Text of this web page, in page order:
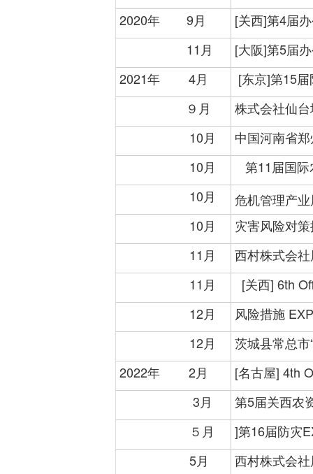
2020年 9月
[关西]第4届
11月
[大阪]第5届
2021年 4月
[东京]第15
９月
株式会社仙
10月
中国河南省
10月
第11届国际
10月
危机管理产
10月
灾害风险对
11月
西村株式会
11月
[关西] 6th
12月
风险措施
12月
茨城县常总市
2022年 2月
[名古屋] 4th
3月
第5届关西农
５月
]第16届防灾
5月
西村株式会